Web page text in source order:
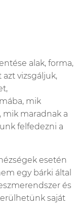
alak, forma,
vizsgáljuk,
mik
maradnak a
felfedezni a
esetén
egy bárki által
és
saját